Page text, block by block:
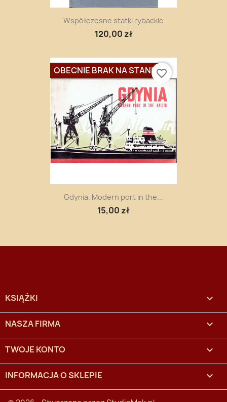
Współczesne statki rybackie
120,00 zł
Gdynia. Modern port in the...
15,00 zł
OBECNIE BRAK NA STANIEfavorite_border
KSIĄŻKI 
NASZA FIRMA 
TWOJE KONTO 
INFORMACJA O SKLEPIE keyboard_arrow_down